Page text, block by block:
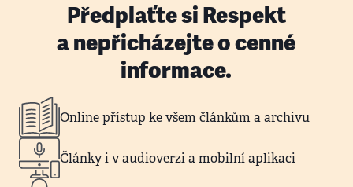
Předplaťte si Respekt
a nepřicházejte o cenné
informace.
Online přístup ke všem článkům a archivu
Články i v audioverzi a mobilní aplikaci